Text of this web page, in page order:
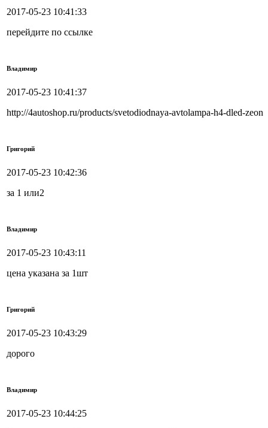
2017-05-23 10:41:33
перейдите по ссылке
Владимир
2017-05-23 10:41:37
http://4autoshop.ru/products/svetodiodnaya-avtolampa-h4-dled-zeon
Григорий
2017-05-23 10:42:36
за 1 или2
Владимир
2017-05-23 10:43:11
цена указана за 1шт
Григорий
2017-05-23 10:43:29
дорого
Владимир
2017-05-23 10:44:25